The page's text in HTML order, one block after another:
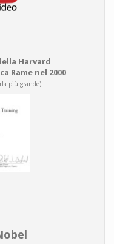
Harvard
Rame nel 2000
più grande)